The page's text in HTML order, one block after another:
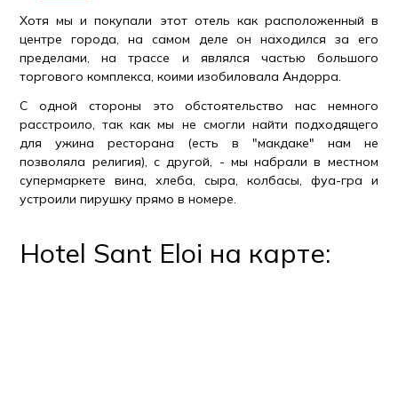
Хотя мы и покупали этот отель как расположенный в
центре города, на самом деле он находился за его
пределами, на трассе и являлся частью большого
торгового комплекса, коими изобиловала Андорра.
С одной стороны это обстоятельство нас немного
расстроило, так как мы не смогли найти подходящего
для ужина ресторана (есть в "макдаке" нам не
позволяла религия), с другой, - мы набрали в местном
супермаркете вина, хлеба, сыра, колбасы, фуа-гра и
устроили пирушку прямо в номере.
Hotel Sant Eloi на карте: